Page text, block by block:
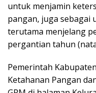
untuk menjamin
pangan, juga sebagai
terutama menjelang
pergantian tahun
Pemerintah
Ketahanan Pangan